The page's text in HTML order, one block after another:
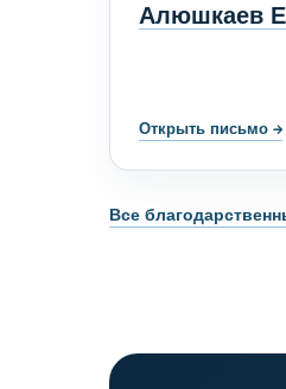
Алюшкаев
Открыть письмо →
Все